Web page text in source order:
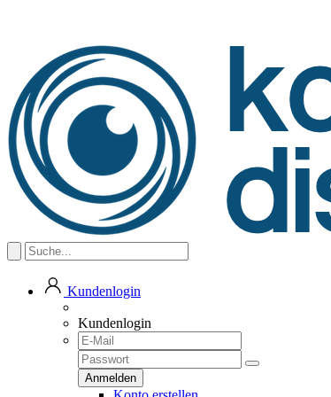
Kundenlogin
Kundenlogin